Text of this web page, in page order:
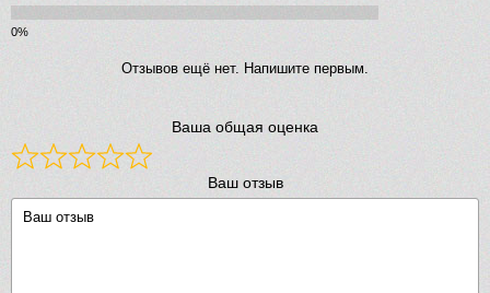
Отзывов ещё нет. Напишите первым.
Ваша общая оценка
Ваш отзыв